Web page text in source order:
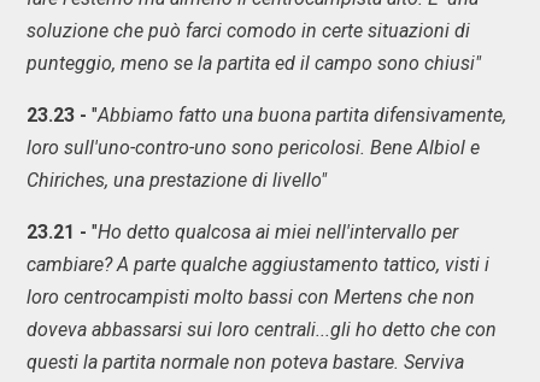
soluzione che può farci comodo in certe situazioni di
punteggio, meno se la partita ed il campo sono chiusi"
23.23 - "Abbiamo fatto una buona partita difensivamente,
loro sull'uno-contro-uno sono pericolosi. Bene Albiol e
Chiriches, una prestazione di livello"
23.21 - "Ho detto qualcosa ai miei nell'intervallo per
cambiare? A parte qualche aggiustamento tattico, visti i
loro centrocampisti molto bassi con Mertens che non
doveva abbassarsi sui loro centrali...gli ho detto che con
questi la partita normale non poteva bastare. Serviva